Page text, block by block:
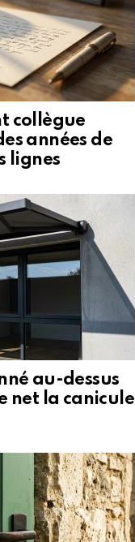
collègue
années de
lignes
au-dessus
net la canicule